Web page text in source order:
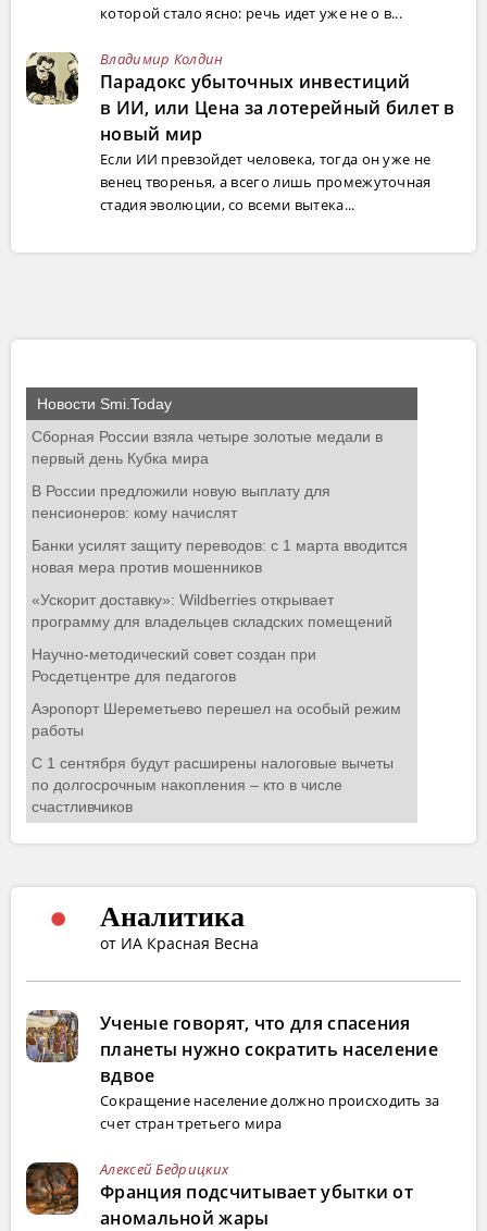
которой стало ясно: речь идет уже не о в...
Владимир Колдин
Парадокс убыточных инвестиций
в ИИ, или Цена за лотерейный билет в
новый мир
Если ИИ превзойдет человека, тогда он уже не
венец творенья, а всего лишь промежуточная
стадия эволюции, со всеми вытека...
Аналитика
от ИА Красная Весна
Ученые говорят, что для спасения
планеты нужно сократить население
вдвое
Сокращение население должно происходить за
счет стран третьего мира
Алексей Бедрицких
Франция подсчитывает убытки от
аномальной жары